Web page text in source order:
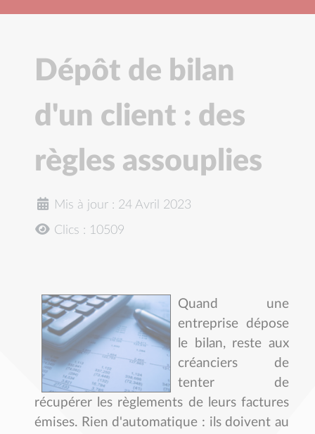
Dépôt de bilan
d'un client : des
règles assouplies
Mis à jour : 24 Avril 2023
Clics : 10509
Quand une
entreprise dépose
le bilan, reste aux
créanciers de
tenter de
récupérer les règlements de leurs factures
émises. Rien d'automatique : ils doivent au